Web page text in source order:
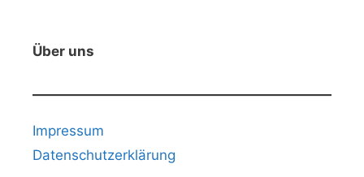
Über uns
Impressum
Datenschutzerklärung